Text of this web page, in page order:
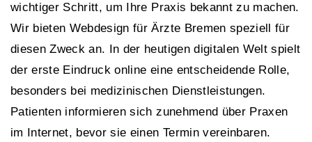
wichtiger Schritt, um Ihre Praxis bekannt zu machen.
Wir bieten Webdesign für Ärzte Bremen speziell für
diesen Zweck an. In der heutigen digitalen Welt spielt
der erste Eindruck online eine entscheidende Rolle,
besonders bei medizinischen Dienstleistungen.
Patienten informieren sich zunehmend über Praxen
im Internet, bevor sie einen Termin vereinbaren.